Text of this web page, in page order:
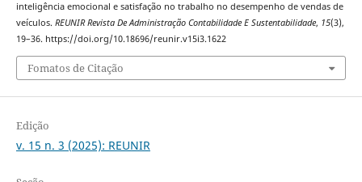
inteligência emocional e satisfação no trabalho no desempenho de vendas de
veículos. REUNIR Revista De Administração Contabilidade E Sustentabilidade, 15(3),
19–36. https://doi.org/10.18696/reunir.v15i3.1622
Fomatos de Citação
Edição
v. 15 n. 3 (2025): REUNIR